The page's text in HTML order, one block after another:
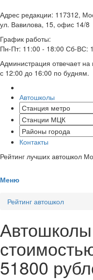
Адрес редакции: 117312,
ул. Вавилова, 15, офис 14/8
График работы:
Пн-Пт: 11:00 - 18:00 Сб-ВС:
Администрация отвечает на
с 12:00 до 16:00 по будням.
Автошколы
Контакты
Рейтинг лучших автошкол
Меню
Рейтинг автошкол
51800